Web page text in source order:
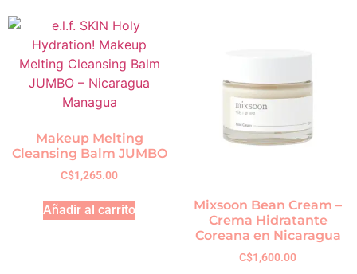
Makeup Melting
Cleansing Balm JUMBO
C$1,265.00
Añadir al carrito
Mixsoon Bean Cream –
Crema Hidratante
Coreana en Nicaragua
C$1,600.00